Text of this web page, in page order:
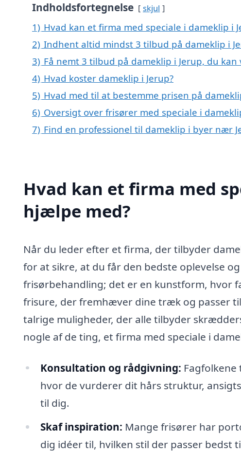
Indholdsfortegnelse skjul
1) Hvad kan et firma med speciale i dameklip i
2) Indhent altid mindst 3 tilbud på dameklip i
3) Få nemt 3 tilbud på dameklip i Jerup, du
4) Hvad koster dameklip i Jerup?
5) Hvad med til at bestemme prisen på
6) Oversigt over frisører med speciale i
7) Find en professionel til dameklip i byer nær
Hvad kan et firma med
hjælpe med?
Når du leder efter et firma, der tilbyder
for at sikre, at du får den bedste oplevelse
frisørbehandling; det er en kunstform, hvor
frisure, der fremhæver dine træk og passer
talrige muligheder, der alle tilbyder
nogle af de ting, et firma med speciale i
Konsultation og rådgivning:
hvor de vurderer dit hårs struktur,
til dig.
Skaf inspiration: Mange frisører har
dig idéer til, hvilken stil der passer bedst